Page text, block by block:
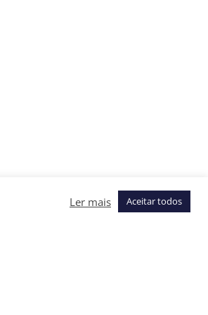
Ler mais Aceitar todos